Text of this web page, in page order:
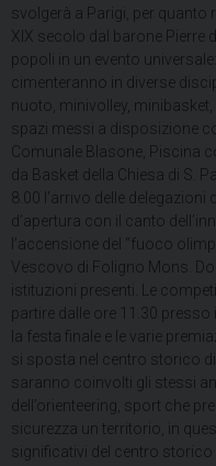
svolgerà a Parigi, per quanto
XIX secolo dal barone Pierre
popoli in un evento
cimenteranno in diverse
nuoto, minivolley,
spazi messi a disposizione
Comunale Blasone, Piscina
da Basket della Chiesa di S.
8.00 l’arrivo delle
d’apertura con il canto
l’accensione del “fuoco
Vescovo di Foligno Mons.
istituzioni presenti. Le
partire dalle ore 11.30
la festa finale e le varie
si sposta nel centro storico
saranno coinvolti gli stessi
dell’orienteering, sport che
sicurezza un territorio, in
significativi del centro storico